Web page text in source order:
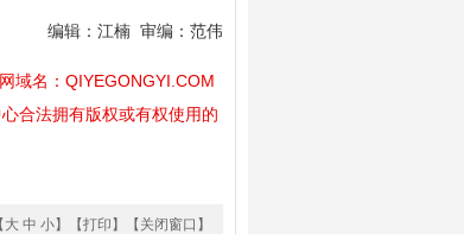
编辑：江楠 审编：范伟
域名：QIYEGONGYI.COM
合法拥有版权或有权使用的
【 大 中 小】【打印 】【 关闭窗口 】